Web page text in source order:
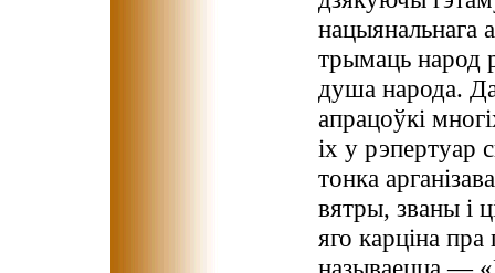
нацыянальнага
трымаць народ
душа народа.
апрацоўкі
іх у рэпертуар
тонка
вятры, званы і
яго карціна